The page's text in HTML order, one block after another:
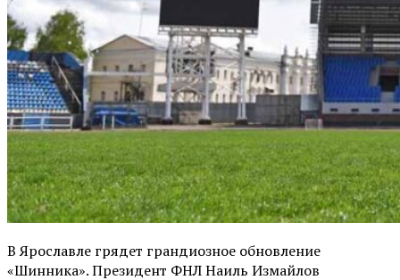
В Ярославле грядет грандиозное обновление
«Шинника». Президент ФНЛ Наиль Измайлов